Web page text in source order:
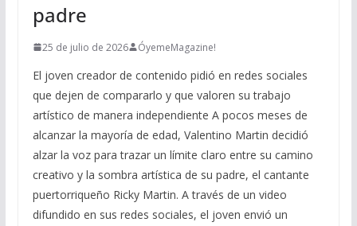
padre
25 de julio de 2026 ÓyemeMagazine!
El joven creador de contenido pidió en redes sociales
que dejen de compararlo y que valoren su trabajo
artístico de manera independiente A pocos meses de
alcanzar la mayoría de edad, Valentino Martin decidió
alzar la voz para trazar un límite claro entre su camino
creativo y la sombra artística de su padre, el cantante
puertorriqueño Ricky Martin. A través de un video
difundido en sus redes sociales, el joven envió un